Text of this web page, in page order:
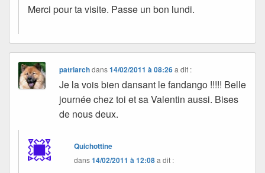
Merci pour ta visite. Passe un bon lundi.
patriarchdans14/02/2011 à 08:26 a dit :
Je la vois bien dansant le fandango !!!!! Belle
journée chez toi et sa Valentin aussi. Bises
de nous deux.
Quichottine
dans14/02/2011 à 12:08a dit :